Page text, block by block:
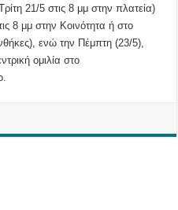
21/5 στις 8 μμ στην πλατεία)
8 μμ στην Κοινότητα ή στο
ενώ την Πέμπτη (23/5),
ομιλία στο